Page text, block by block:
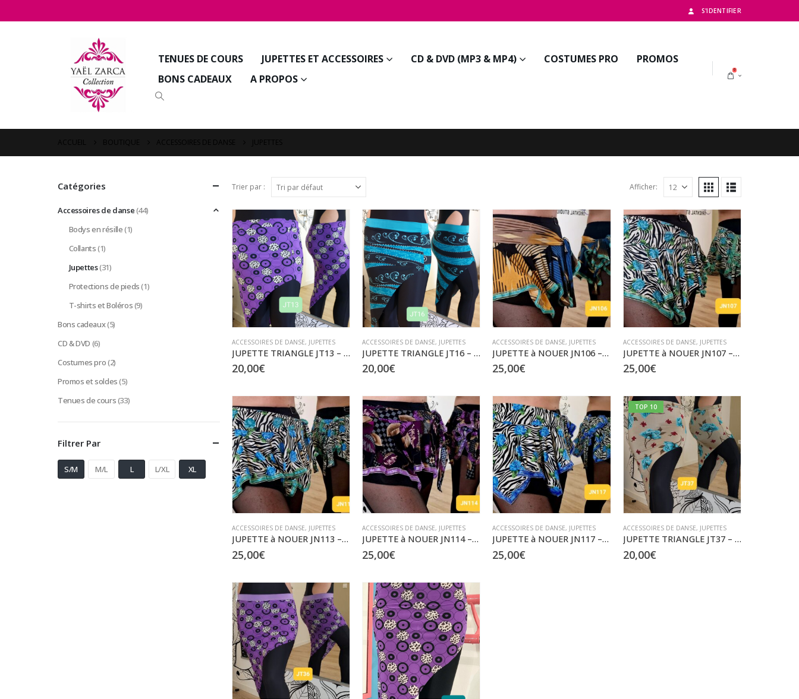
S'IDENTIFIER
TENUES DE COURS JUPETTES ET ACCESSOIRES CD & DVD (MP3 & MP4) COSTUMES PRO
PROMOS
BONS CADEAUX
A PROPOS
0
Trier par : Afficher:
ACCESSOIRES DE DANSE, JUPETTES
JUPETTE TRIANGLE JT13 – Taille XS à M/L
20,00€
ACCESSOIRES DE DANSE, JUPETTES
JUPETTE TRIANGLE JT16 – Taille XS à L
20,00€
ACCESSOIRES DE DANSE, JUPETTES
JUPETTE à NOUER JN106 – jusqu’au 3XL
25,00€
ACCESSOIRES DE DANSE, JUPETTES
JUPETTE à NOUER JN107 – jusqu’au XL
25,00€
ACCESSOIRES DE DANSE, JUPETTES
JUPETTE à NOUER JN113 – jusqu’au XXL
25,00€
ACCESSOIRES DE DANSE, JUPETTES
JUPETTE à NOUER JN114 – jusqu’au XXXL
25,00€
ACCESSOIRES DE DANSE, JUPETTES
JUPETTE à NOUER JN117 – jusqu’au XXL
25,00€
TOP 10
ACCESSOIRES DE DANSE, JUPETTES
JUPETTE TRIANGLE JT37 – Taille S à XL
20,00€
Catégories
Accessoires de danse(44)
Bodys en résille(1)
Collants(1)
Jupettes(31)
Protections de pieds(1)
T-shirts et Boléros(9)
Bons cadeaux(5)
CD & DVD (6)
Costumes pro(2)
Promos et soldes(5)
Tenues de cours(33)
Filtrer Par
S/M M/L L L/XL XL